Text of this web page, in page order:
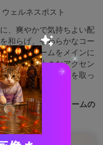
ェルネスポスト
、爽やかで気持ちよい配
和らげ、やわらかなコー
シーフォームをメインに
コンなど小さなアクセン
ホワイトスペースを取っ
ょう。
サンド＆シーフォームの